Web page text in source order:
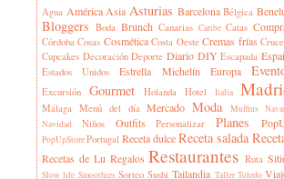
Agua América Asia Asturias Barcelona Bélgica
Bloggers Boda Brunch Canarias Caribe Catas
Córdoba Cosas Cosmética Costa Oeste Cremas frías
Cupcakes Decoración Deporte Diario DIY Escapada
Estados Unidos Estrella Michelín Europa
Excursión Gourmet Holanda Hotel Italia
Málaga Menú del día Mercado Moda Muffins
Navidad
Niños Outfits Personalizar Planes
PopUpStorePortugal Receta dulceReceta salada
Recetas de Lu Regalos Restaurantes Ruta
Slow life Smoothies Sorteo Sushi Tailandia Taller Toledo